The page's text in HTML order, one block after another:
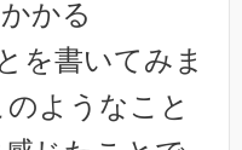
かる
書いてみま
ようなこと